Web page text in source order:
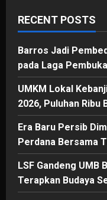
RECENT POSTS
Barros Jadi
pada Laga
UMKM Lokal
2026, Puluhan
Era Baru Persib
Perdana Bersama
LSF Gandeng UMB
Terapkan Budaya